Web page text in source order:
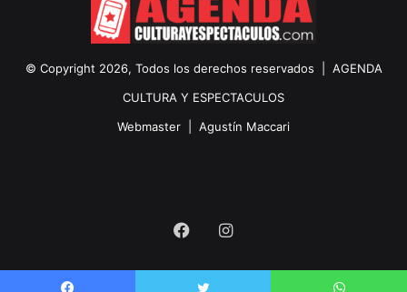
© Copyright 2026, Todos los derechos reservados | AGENDA
CULTURA Y ESPECTACULOS
Webmaster | Agustín Maccari